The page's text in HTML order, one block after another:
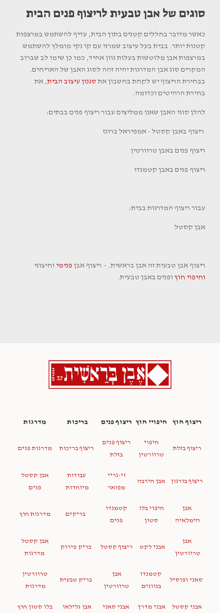
סוגים של אבן טבעית לריצוף פנים הבית
כאשר מדובר בחללים קטנים בתוך הבית, עדיף להשתמש במרצפות
קטנות יותר. בבית בעל עיצוב שמרני עם קו נקי מומלץ להשתמש
במרצפות אבן מלוטשות בעלות גוון אחיד, כמו כן שימו לב שברוב
המקרים סוג אבן המדרגות יהיה זהה לסוג האבן של האריחים.
בבחירת הריצוף יש לקחת בחשבון את סגנון עיצוב הבית, את
בחירת הרהיטים וכדומה.
להלן סוגי האבן שאנו ממליצים עבור ריצוף פנים בבתים:
ריצוף באבן קסטל - אמפיראל ברונז
ריצוף פנים באבן טרוורטין
ריצוף פנים באבן קטמנדו
עבור ריצוף המדרגות בבית:
אבן קסטל
ריצוף אבן טבעית זה אבן בראשית. – ריצוף אבן פנימי וחיצוני
וחיפוי חוץ ופנים באבן טבעית.
ריצוף חוץ חיפויי חוץ ריצוף פנים בריכות מדרגות
ריצוף בזלת
חיפוי
טרוורטין
ריצוף פנים
בזלת
ריצוף בריכות מדרגות פנים
ריצוף בורגון אבן חירבה
וי-גריי
מפואר
עבודות
מיוחדות
אבן קסטל
פנים
אבן
הימלאיה
חיפוי בלו
סטון
קטמנדו
פנים
בריקים מדרגות חוץ
אבן
טרוורטין
אבני לקט ריצוף קסטל בריק פירוק
אבן קסטל
מדרגות
סאני ופוסיל
קטמנדו
בגוונים
אבן
טרוורטין
בריק טבעית
טרוורטין
מדרגות
אבני קסטל אבני מדרך אבני סאני אבן גלילאו בלו סטון חוץ